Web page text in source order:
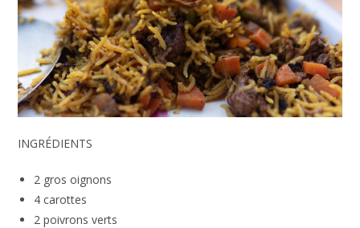
INGRÉDIENTS
2 gros oignons
4 carottes
2 poivrons verts